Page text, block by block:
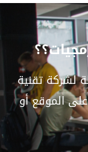
لشركة تقنية
الموقع أو